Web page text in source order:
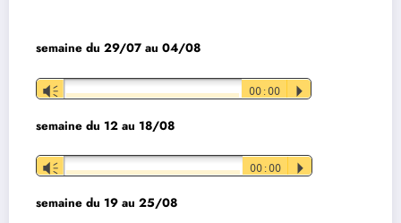
semaine du 29/07 au 04/08
Lecteur
audio
Vm 00:00 P
semaine du 12 au 18/08
Lecteur
audio
Vm 00:00 P
semaine du 19 au 25/08